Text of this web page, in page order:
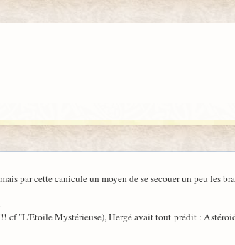
par cette canicule un moyen de se secouer un peu les
cf "L'Etoile Mystérieuse), Hergé avait tout prédit :